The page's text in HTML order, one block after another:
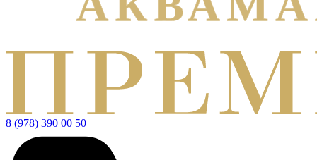
8 (978) 390 00 50